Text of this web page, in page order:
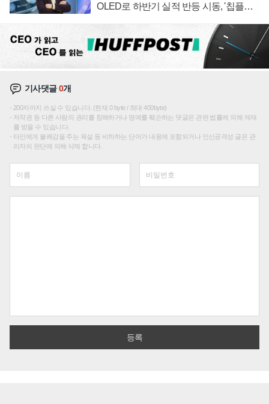
OLED로 하반기 실적 반등 시동, '칩플레
기사댓글0개
200자까지 쓰실 수 있습니다. (현재 0 byte / 최대 400byte)
저작권 등 다른 사람의 권리를 침해하거나 명예를 훼손하는 댓글은 관련 법률에 의해 제재
를 받을 수 있습니다.
타인에게 불쾌감을 주는 욕설 등 비하하는 단어가 내용에 포함되거나 인신공격성 글은 관
리자의 판단에 의해 삭제 합니다.